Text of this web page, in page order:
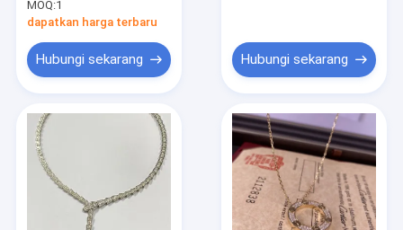
Video
Tentang Kami
Lazuli
MOQ:1
dapatkan harga terbaru
Hubungi sekarang Hubungi sekarang